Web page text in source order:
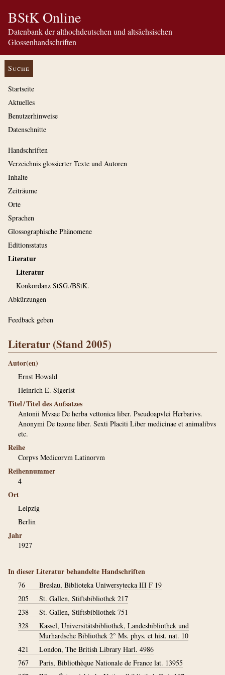
BStK Online
Datenbank der althochdeutschen und altsächsischen
Glossenhandschriften
Suche
Startseite
Aktuelles
Benutzerhinweise
Datenschnitte
Handschriften
Verzeichnis glossierter Texte und Autoren
Inhalte
Zeiträume
Orte
Sprachen
Glossographische Phänomene
Editionsstatus
Literatur
Literatur
Konkordanz StSG./BStK.
Abkürzungen
Feedback geben
Literatur (Stand 2005)
Autor(en)
Ernst Howald
Heinrich E. Sigerist
Titel / Titel des Aufsatzes
Antonii Mvsae De herba vettonica liber. Pseudoapvlei Herbarivs.
Anonymi De taxone liber. Sexti Placiti Liber medicinae et animalibvs
etc.
Reihe
Corpvs Medicorvm Latinorvm
Reihennummer
4
Ort
Leipzig
Berlin
Jahr
1927
In dieser Literatur behandelte Handschriften
76
Breslau, Biblioteka Uniwersytecka III F 19
205
St. Gallen, Stiftsbibliothek 217
238
St. Gallen, Stiftsbibliothek 751
328
Kassel, Universitätsbibliothek, Landesbibliothek und
Murhardsche Bibliothek 2° Ms. phys. et hist. nat. 10
421
London, The British Library Harl. 4986
767
Paris, Bibliothèque Nationale de France lat. 13955